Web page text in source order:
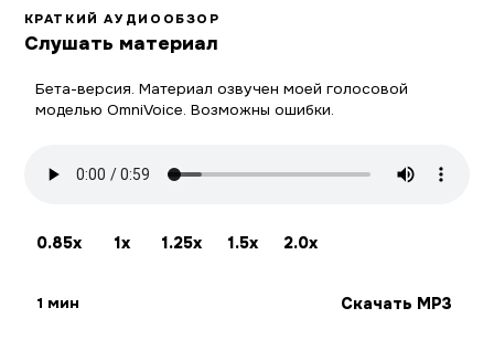
КРАТКИЙ АУДИООБЗОР
Слушать материал
Бета-версия. Материал озвучен моей голосовой
моделью OmniVoice. Возможны ошибки.
0.85x 1x 1.25x 1.5x 2.0x
1 мин Скачать MP3